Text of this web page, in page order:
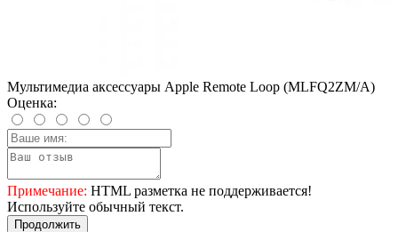
Мультимедиа аксессуары Apple Remote Loop (MLFQ2ZM/A)
Оценка:
Примечание: HTML разметка не поддерживается!
Используйте обычный текст.
Продолжить